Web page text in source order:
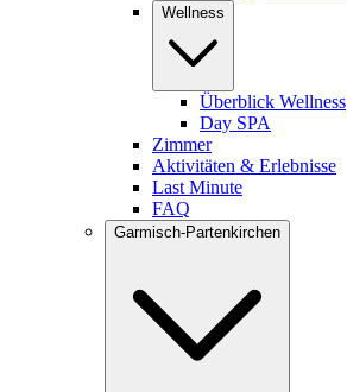
Wellness
Überblick Wellness
Day SPA
Zimmer
Aktivitäten & Erlebnisse
Last Minute
FAQ
Garmisch-Partenkirchen